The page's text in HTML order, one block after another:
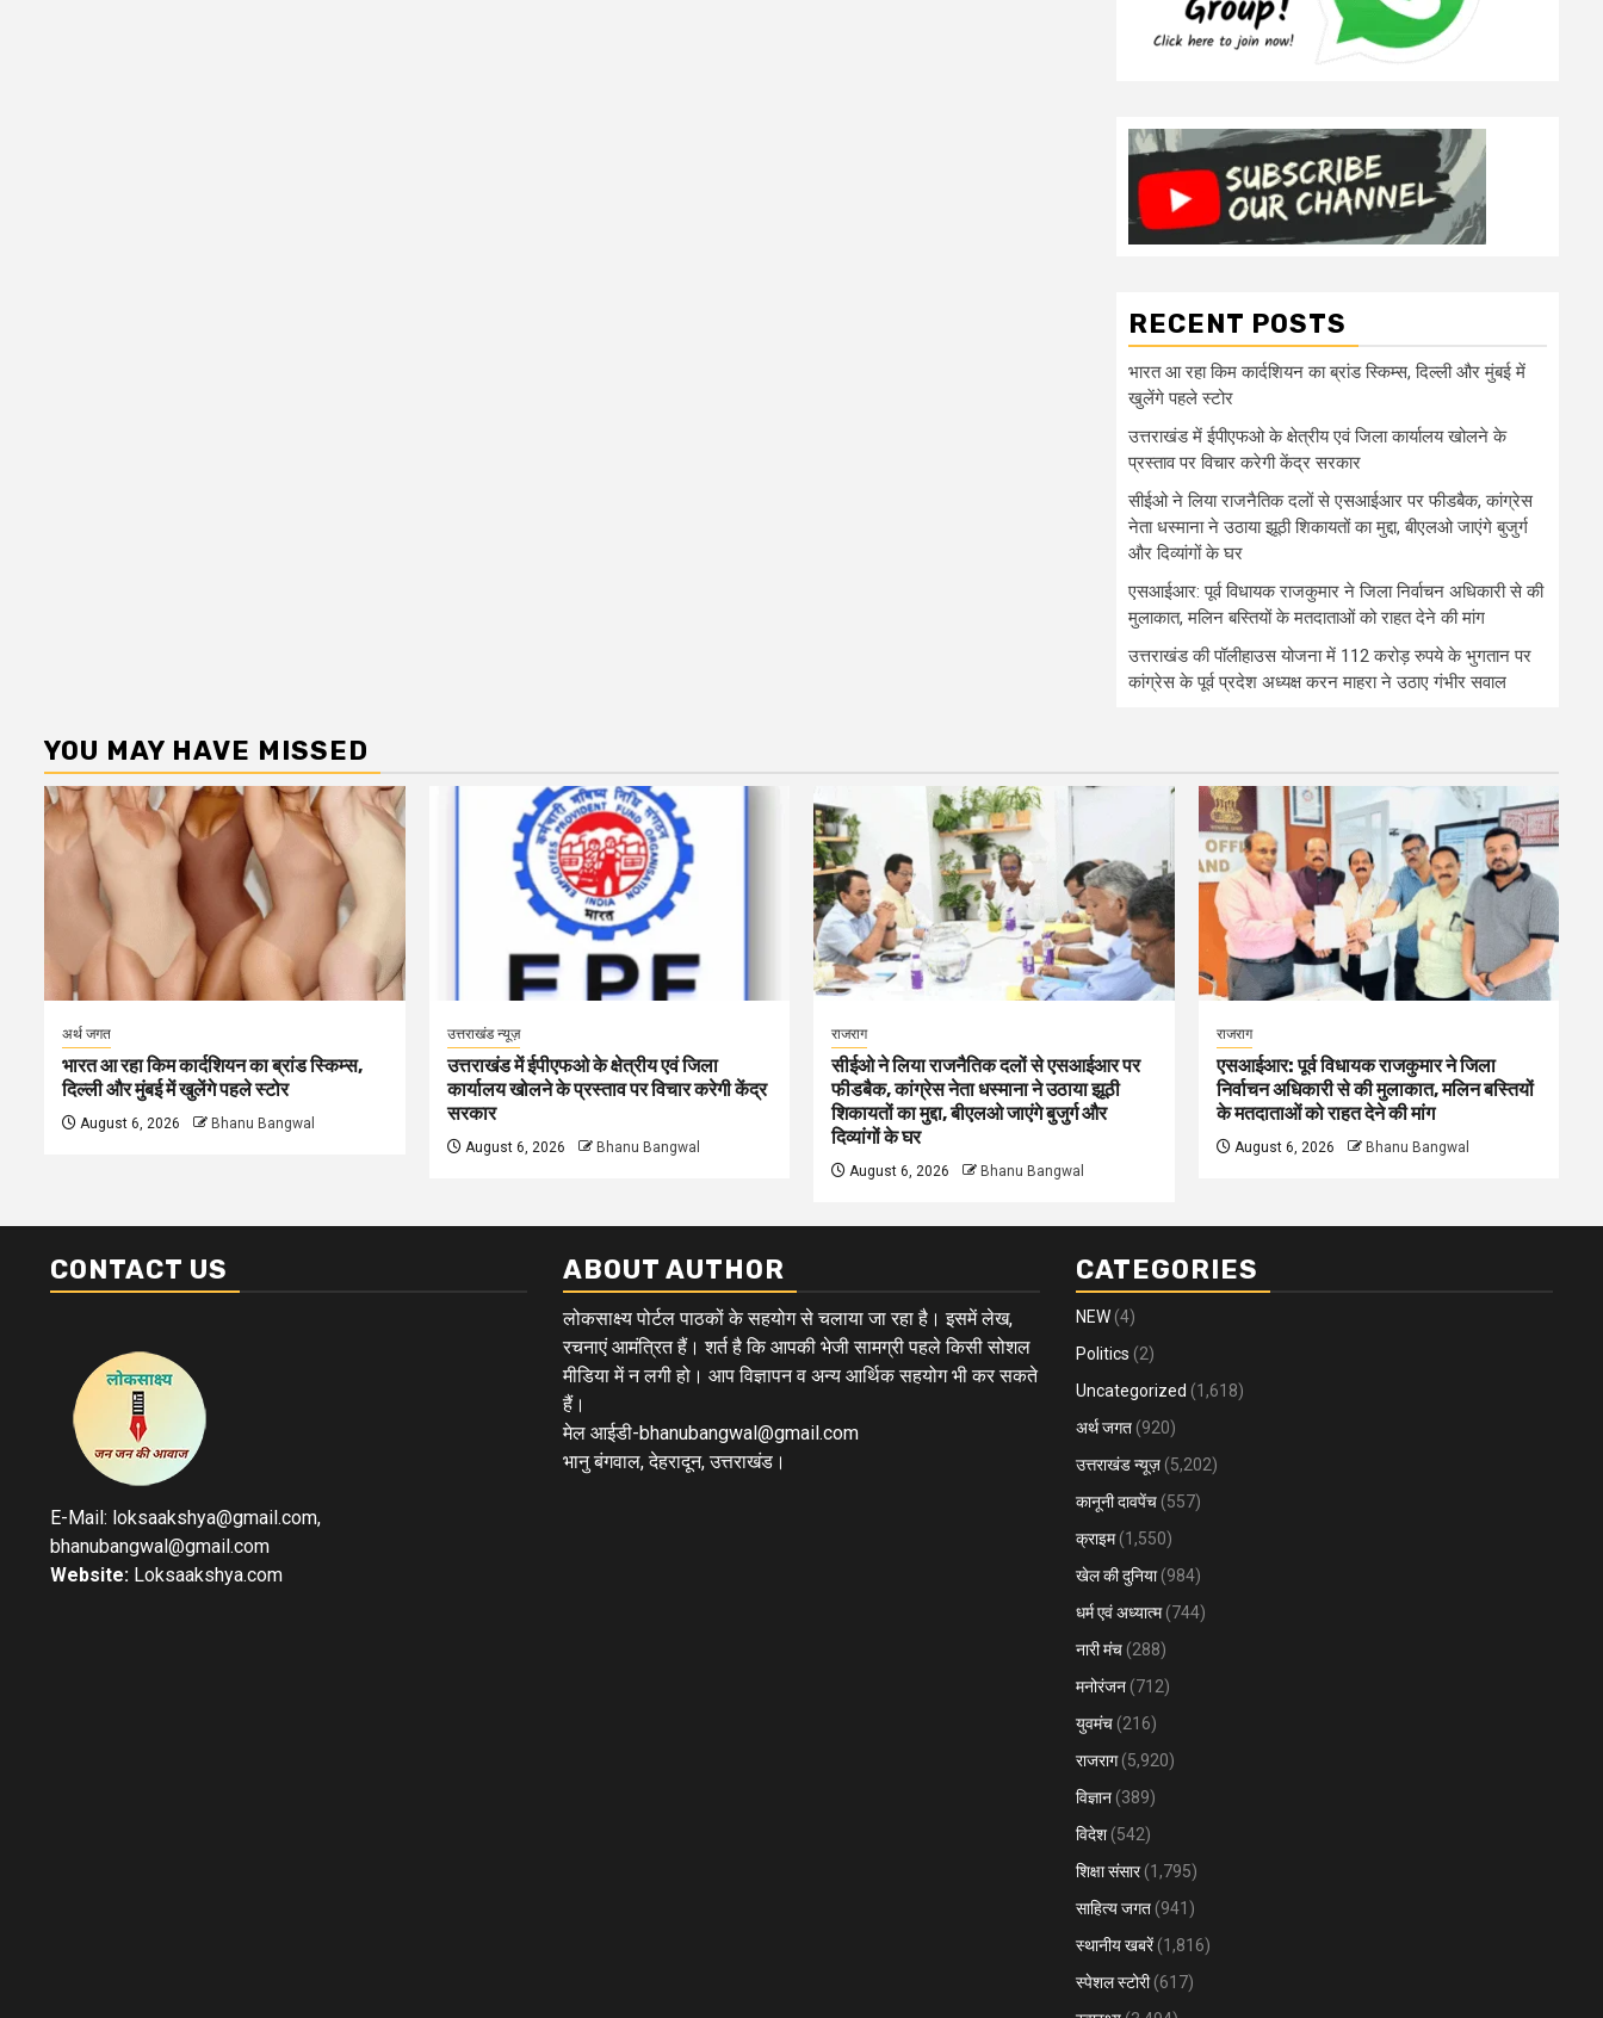
RECENT POSTS
भारत आ रहा किम कार्दशियन का ब्रांड स्किम्स, दिल्ली और मुंबई में
खुलेंगे पहले स्टोर
उत्तराखंड में ईपीएफओ के क्षेत्रीय एवं जिला कार्यालय खोलने के
प्रस्ताव पर विचार करेगी केंद्र सरकार
सीईओ ने लिया राजनैतिक दलों से एसआईआर पर फीडबैक, कांग्रेस
नेता धस्माना ने उठाया झूठी शिकायतों का मुद्दा, बीएलओ जाएंगे बुजुर्ग
और दिव्यांगों के घर
एसआईआर: पूर्व विधायक राजकुमार ने जिला निर्वाचन अधिकारी से की
मुलाकात, मलिन बस्तियों के मतदाताओं को राहत देने की मांग
उत्तराखंड की पॉलीहाउस योजना में 112 करोड़ रुपये के भुगतान पर
कांग्रेस के पूर्व प्रदेश अध्यक्ष करन माहरा ने उठाए गंभीर सवाल
YOU MAY HAVE MISSED
अर्थ जगत
भारत आ रहा किम कार्दशियन का ब्रांड स्किम्स,
दिल्ली और मुंबई में खुलेंगे पहले स्टोर
August 6, 2026 Bhanu Bangwal
उत्तराखंड न्यूज़
उत्तराखंड में ईपीएफओ के क्षेत्रीय एवं जिला
कार्यालय खोलने के प्रस्ताव पर विचार करेगी केंद्र
सरकार
August 6, 2026 Bhanu Bangwal
राजराग
सीईओ ने लिया राजनैतिक दलों से एसआईआर पर
फीडबैक, कांग्रेस नेता धस्माना ने उठाया झूठी
शिकायतों का मुद्दा, बीएलओ जाएंगे बुजुर्ग और
दिव्यांगों के घर
August 6, 2026 Bhanu Bangwal
राजराग
एसआईआर: पूर्व विधायक राजकुमार ने जिला
निर्वाचन अधिकारी से की मुलाकात, मलिन बस्तियों
के मतदाताओं को राहत देने की मांग
August 6, 2026 Bhanu Bangwal
CONTACT US
E-Mail: loksaakshya@gmail.com,
bhanubangwal@gmail.com
Website: Loksaakshya.com
ABOUT AUTHOR
लोकसाक्ष्य पोर्टल पाठकों के सहयोग से चलाया जा रहा है। इसमें लेख,
रचनाएं आमंत्रित हैं। शर्त है कि आपकी भेजी सामग्री पहले किसी सोशल
मीडिया में न लगी हो। आप विज्ञापन व अन्य आर्थिक सहयोग भी कर सकते
हैं।
मेल आईडी-bhanubangwal@gmail.com
भानु बंगवाल, देहरादून, उत्तराखंड।
CATEGORIES
NEW (4)
Politics (2)
Uncategorized (1,618)
अर्थ जगत (920)
उत्तराखंड न्यूज़ (5,202)
कानूनी दावपेंच (557)
क्राइम(1,550)
खेल की दुनिया(984)
धर्म एवं अध्यात्म(744)
नारी मंच (288)
मनोरंजन (712)
युवमंच (216)
राजराग(5,920)
विज्ञान (389)
विदेश (542)
शिक्षा संसार(1,795)
साहित्य जगत (941)
स्थानीय खबरें(1,816)
स्पेशल स्टोरी(617)